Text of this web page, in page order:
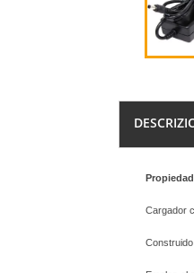
Cargador